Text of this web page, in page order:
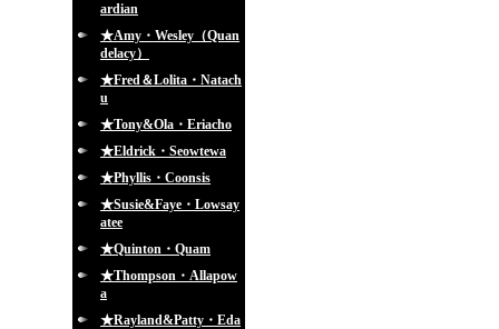
ardian
★Amy・Wesley（Quan
delacy）
★Fred＆Lolita・Natach
u
★Tony&Ola・Eriacho
★Eldrick・Seowtewa
★Phyllis・Coonsis
★Susie&Faye・Lowsay
atee
★Quinton・Quam
★Thompson・Allapow
a
★Rayland&Patty・Eda